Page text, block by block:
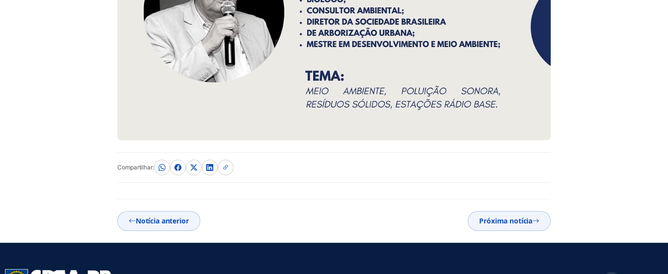
Compartilhar:
Notícia anterior Próxima notícia